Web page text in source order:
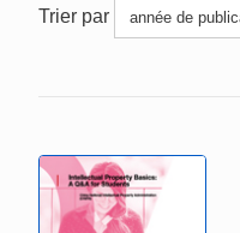
Trier par